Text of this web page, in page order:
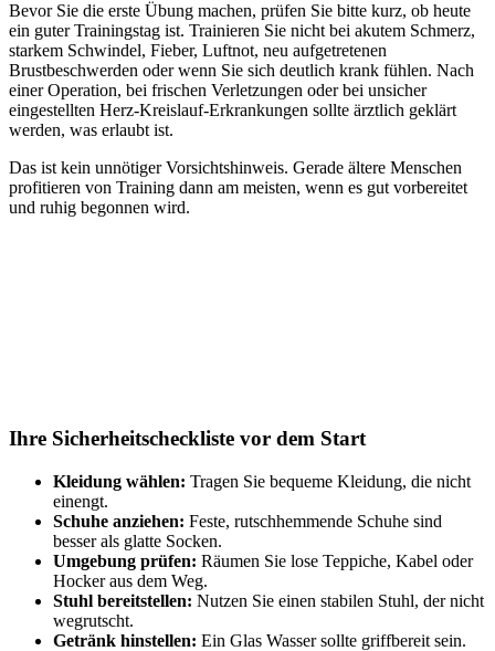
Bevor Sie die erste Übung machen, prüfen Sie bitte kurz, ob heute
ein guter Trainingstag ist. Trainieren Sie nicht bei akutem Schmerz,
starkem Schwindel, Fieber, Luftnot, neu aufgetretenen
Brustbeschwerden oder wenn Sie sich deutlich krank fühlen. Nach
einer Operation, bei frischen Verletzungen oder bei unsicher
eingestellten Herz-Kreislauf-Erkrankungen sollte ärztlich geklärt
werden, was erlaubt ist.
Das ist kein unnötiger Vorsichtshinweis. Gerade ältere Menschen
profitieren von Training dann am meisten, wenn es gut vorbereitet
und ruhig begonnen wird.
Ihre Sicherheitscheckliste vor dem Start
Kleidung wählen: Tragen Sie bequeme Kleidung, die nicht
einengt.
Schuhe anziehen: Feste, rutschhemmende Schuhe sind
besser als glatte Socken.
Umgebung prüfen: Räumen Sie lose Teppiche, Kabel oder
Hocker aus dem Weg.
Stuhl bereitstellen: Nutzen Sie einen stabilen Stuhl, der nicht
wegrutscht.
Getränk hinstellen: Ein Glas Wasser sollte griffbereit sein.